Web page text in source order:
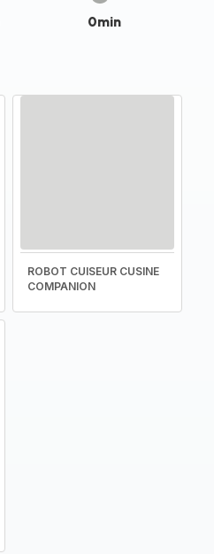
0min
ROBOT CUISEUR CUSINE
COMPANION